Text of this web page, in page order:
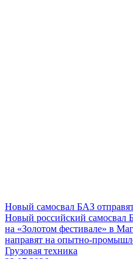
Новый самосвал БАЗ
Новый российский самосвал
на «Золотом фестивале» в
направят на опытно-
Грузовая техника